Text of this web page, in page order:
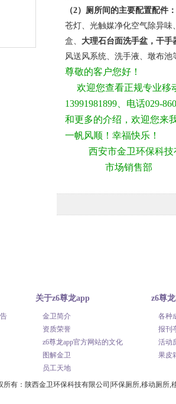
（2）厕所间的主要配置配件：
苍灯、光触媒净化空气除异
盒、 大理石台面洗手盆，干手
风送风系统、洗手液、墩布池
尊敬的客户您好！
欢迎您查看正规专业移
13991981899、电话029-
和更多的介绍，欢迎您来
一帆风顺！幸福快乐！
西安市金卫环保科技
市场销售部
关于z6尊龙app
金卫简介
资质荣誉
z6尊龙app官方网站的文化
图解金卫
员工天地
z6尊
各种
报刊
活动
果皮
所有：陕西金卫环保科技有限公司|环保厕所,移动厕所,